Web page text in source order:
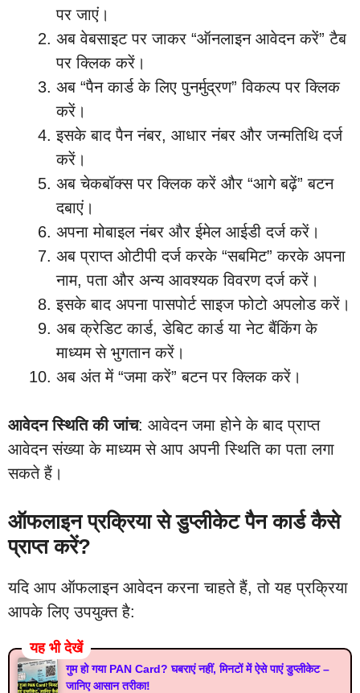
पर जाएं।
अब वेबसाइट पर जाकर “ऑनलाइन आवेदन करें” टैब
पर क्लिक करें।
अब “पैन कार्ड के लिए पुनर्मुद्रण” विकल्प पर क्लिक
करें।
इसके बाद पैन नंबर, आधार नंबर और जन्मतिथि दर्ज
करें।
अब चेकबॉक्स पर क्लिक करें और “आगे बढ़ें” बटन
दबाएं।
अपना मोबाइल नंबर और ईमेल आईडी दर्ज करें।
अब प्राप्त ओटीपी दर्ज करके “सबमिट” करके अपना
नाम, पता और अन्य आवश्यक विवरण दर्ज करें।
इसके बाद अपना पासपोर्ट साइज फोटो अपलोड करें।
अब क्रेडिट कार्ड, डेबिट कार्ड या नेट बैंकिंग के
माध्यम से भुगतान करें।
अब अंत में “जमा करें” बटन पर क्लिक करें।
आवेदन स्थिति की जांच: आवेदन जमा होने के बाद प्राप्त
आवेदन संख्या के माध्यम से आप अपनी स्थिति का पता लगा
सकते हैं।
ऑफलाइन प्रक्रिया से डुप्लीकेट पैन कार्ड कैसे
प्राप्त करें?
यदि आप ऑफलाइन आवेदन करना चाहते हैं, तो यह प्रक्रिया
आपके लिए उपयुक्त है:
यह भी देखें
गुम हो गया PAN Card? घबराएं नहीं, मिनटों में ऐसे पाएं डुप्लीकेट –
जानिए आसान तरीका!